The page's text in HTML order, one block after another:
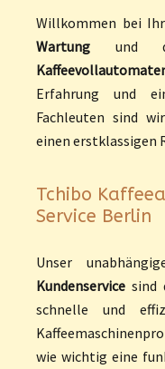
Willkommen bei
Wartung und
Erfahrung und
Fachleuten sind
einen erstklassigen
Tchibo
Service Berlin
Unser
Kundenservice sind
schnelle und
wie wichtig eine